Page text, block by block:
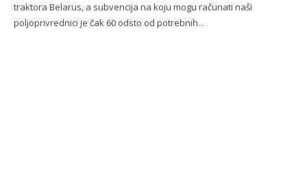
traktora Belarus, a subvencija na koju mogu računati naši
poljoprivrednici je čak 60 odsto od potrebnih...